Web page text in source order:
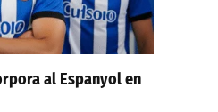
al Espanyol en